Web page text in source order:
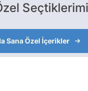
Sana Özel İçerikler